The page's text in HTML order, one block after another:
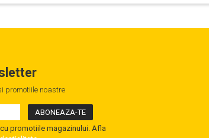
promotiile noastre
promotiile magazinului. Afla